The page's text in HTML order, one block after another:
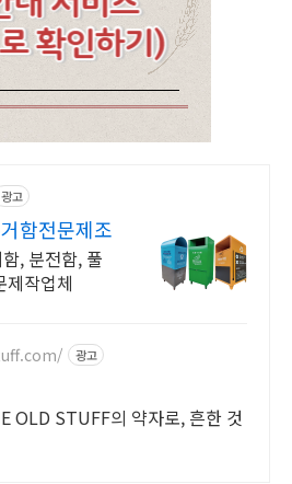
광고
함전문제조
, 분전함, 풀
제작업체
광고
OLD STUFF의 약자로, 흔한 것